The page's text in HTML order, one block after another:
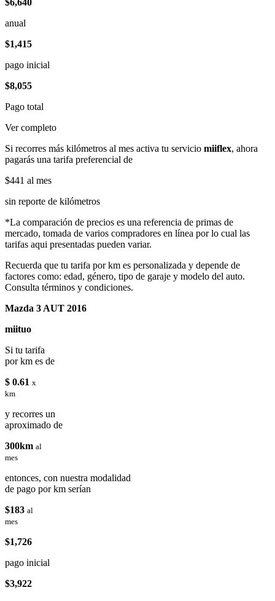
anual
$1,415
pago inicial
$8,055
Pago total
Ver completo
Si recorres más kilómetros al mes activa tu servicio miiflex, ahora
pagarás una tarifa preferencial de
$441 al mes
sin reporte de kilómetros
*La comparación de precios es una referencia de primas de
mercado, tomada de varios compradores en línea por lo cual las
tarifas aqui presentadas pueden variar.
Recuerda que tu tarifa por km es personalizada y depende de
factores como: edad, género, tipo de garaje y modelo del auto.
Consulta términos y condiciones.
Mazda 3 AUT 2016
miituo
Si tu tarifa
por km es de
$ 0.61 x
km
y recorres un
aproximado de
300km al
mes
entonces, con nuestra modalidad
de pago por km serían
$183 al
mes
$1,726
pago inicial
$3,922